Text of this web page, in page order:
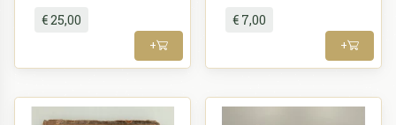
€ 25,00
+
€ 7,00
+